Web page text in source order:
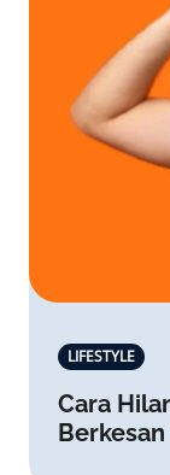
LIFESTYLE
Cara